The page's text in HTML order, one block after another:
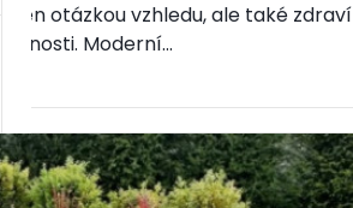
jen otázkou vzhledu, ale také zdraví
Moderní...